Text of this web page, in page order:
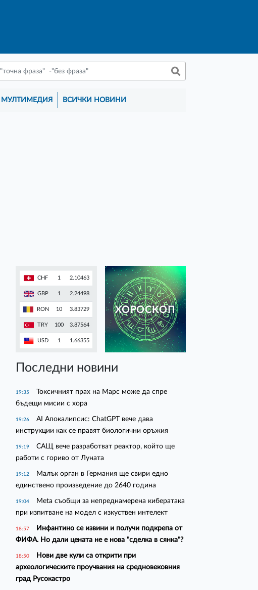
МУЛТИМЕДИЯ ВСИЧКИ НОВИНИ
CHF 1 2.10463
GBP 1 2.24498
RON 10 3.83729
TRY 100 3.87564
USD 1 1.66355
ХОРОСКОП
Последни новини
19:35
Токсичният прах на Марс може да спре
бъдещи мисии с хора
19:26
AI Апокалипсис: ChatGPT вече дава
инструкции как се правят биологични оръжия
19:19
САЩ вече разработват реактор, който ще
работи с гориво от Луната
19:12
Малък орган в Германия ще свири едно
единствено произведение до 2640 година
19:04
Meta съобщи за непреднамерена кибератака
при изпитване на модел с изкуствен интелект
18:57
Инфантино се извини и получи подкрепа от
ФИФА. Но дали цената не е нова "сделка в сянка"?
18:50
Нови две кули са открити при
археологическите проучвания на средновековния
град Русокастро